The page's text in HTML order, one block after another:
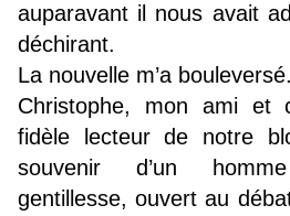
auparavant il nous avait
déchirant.
La nouvelle m’a bouleversé.
Christophe, mon ami et
fidèle lecteur de notre
souvenir d’un
gentillesse, ouvert au